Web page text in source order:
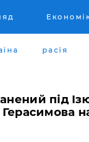
расія
під
Герасимова